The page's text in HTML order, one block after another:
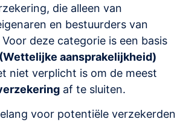
die alleen van
en bestuurders van
deze categorie is een basis
aansprakelijkheid)
niet verplicht is om de meest
af te sluiten.
voor potentiële verzekerden